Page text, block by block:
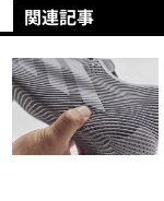
関連記事